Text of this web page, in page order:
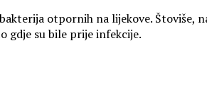
otpornih na lijekove. Štoviše,
gdje su bile prije infekcije.